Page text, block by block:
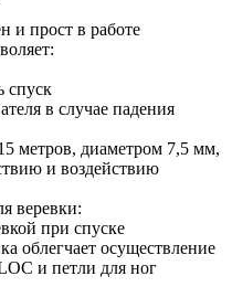
и прост в работе
спуск
в случае падения
метров, диаметром 7,5 мм,
и воздействию
веревки:
при спуске
облегчает осуществление
и петли для ног